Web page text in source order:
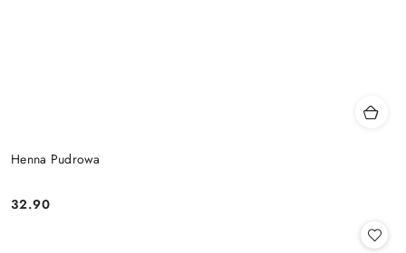
Henna Pudrowa
Cena:
32.90